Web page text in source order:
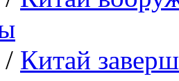
/ Китай